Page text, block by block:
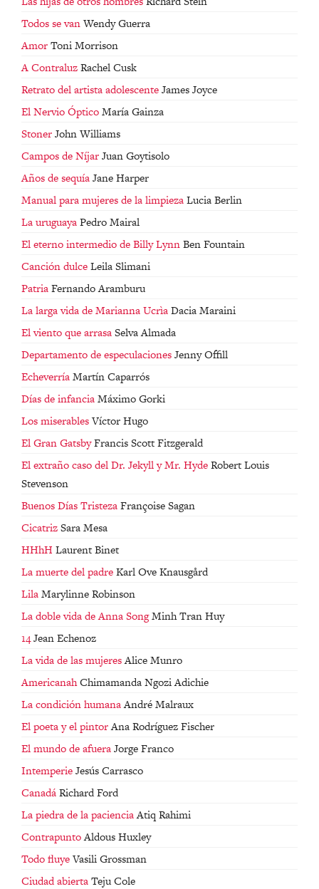
Todos se vanWendy Guerra
AmorToni Morrison
A ContraluzRachel Cusk
Retrato del artista adolescenteJames Joyce
El Nervio ÓpticoMaría Gainza
StonerJohn Williams
Campos de NíjarJuan Goytisolo
Años de sequíaJane Harper
Manual para mujeres de la limpiezaLucia Berlin
La uruguayaPedro Mairal
El eterno intermedio de Billy LynnBen Fountain
Canción dulceLeila Slimani
PatriaFernando Aramburu
La larga vida de Marianna UcrìaDacia Maraini
El viento que arrasaSelva Almada
Departamento de especulacionesJenny Offill
EcheverríaMartín Caparrós
Días de infanciaMáximo Gorki
Los miserablesVíctor Hugo
El Gran GatsbyFrancis Scott Fitzgerald
El extraño caso del Dr. Jekyll y Mr. HydeRobert Louis
Stevenson
Buenos Días TristezaFrançoise Sagan
CicatrizSara Mesa
HHhH Laurent Binet
La muerte del padreKarl Ove Knausgård
LilaMarylinne Robinson
La doble vida de Anna SongMinh Tran Huy
14Jean Echenoz
La vida de las mujeresAlice Munro
AmericanahChimamanda Ngozi Adichie
La condición humanaAndré Malraux
El poeta y el pintorAna Rodríguez Fischer
El mundo de afueraJorge Franco
IntemperieJesús Carrasco
CanadáRichard Ford
La piedra de la pacienciaAtiq Rahimi
ContrapuntoAldous Huxley
Todo fluyeVasili Grossman
Ciudad abiertaTeju Cole